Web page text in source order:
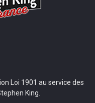
Loi 1901 au service des
King.